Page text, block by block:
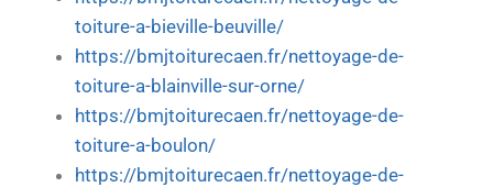
toiture-a-bieville-beuville/
https://bmjtoiturecaen.fr/nettoyage-de-
toiture-a-blainville-sur-orne/
https://bmjtoiturecaen.fr/nettoyage-de-
toiture-a-boulon/
https://bmjtoiturecaen.fr/nettoyage-de-